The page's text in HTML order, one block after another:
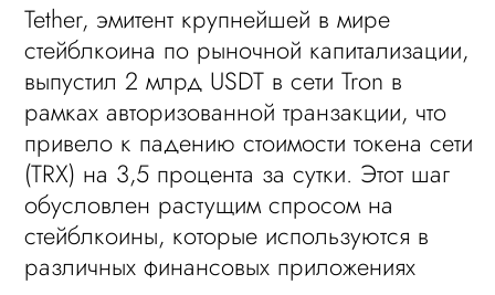
Tether, эмитент крупнейшей в мире
стейблкоина по рыночной капитализации,
выпустил 2 млрд USDT в сети Tron в
рамках авторизованной транзакции, что
привело к падению стоимости токена сети
(TRX) на 3,5 процента за сутки. Этот шаг
обусловлен растущим спросом на
стейблкоины, которые используются в
различных финансовых приложениях